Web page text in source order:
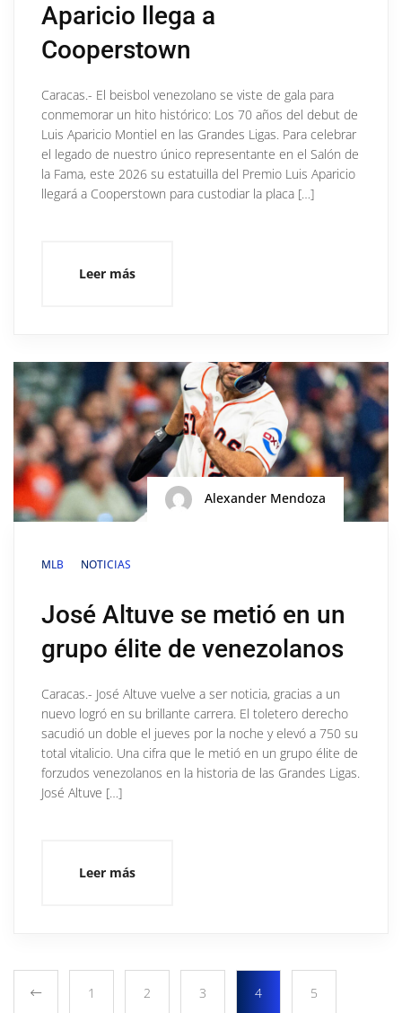
Aparicio llega a
Cooperstown
Caracas.- El beisbol venezolano se viste de gala para
conmemorar un hito histórico: Los 70 años del debut de
Luis Aparicio Montiel en las Grandes Ligas. Para celebrar
el legado de nuestro único representante en el Salón de
la Fama, este 2026 su estatuilla del Premio Luis Aparicio
llegará a Cooperstown para custodiar la placa […]
Leer más
Alexander Mendoza
MLB NOTICIAS
José Altuve se metió en un
grupo élite de venezolanos
Caracas.- José Altuve vuelve a ser noticia, gracias a un
nuevo logró en su brillante carrera. El toletero derecho
sacudió un doble el jueves por la noche y elevó a 750 su
total vitalicio. Una cifra que le metió en un grupo élite de
forzudos venezolanos en la historia de las Grandes Ligas.
José Altuve […]
Leer más
1 2 3 4 5